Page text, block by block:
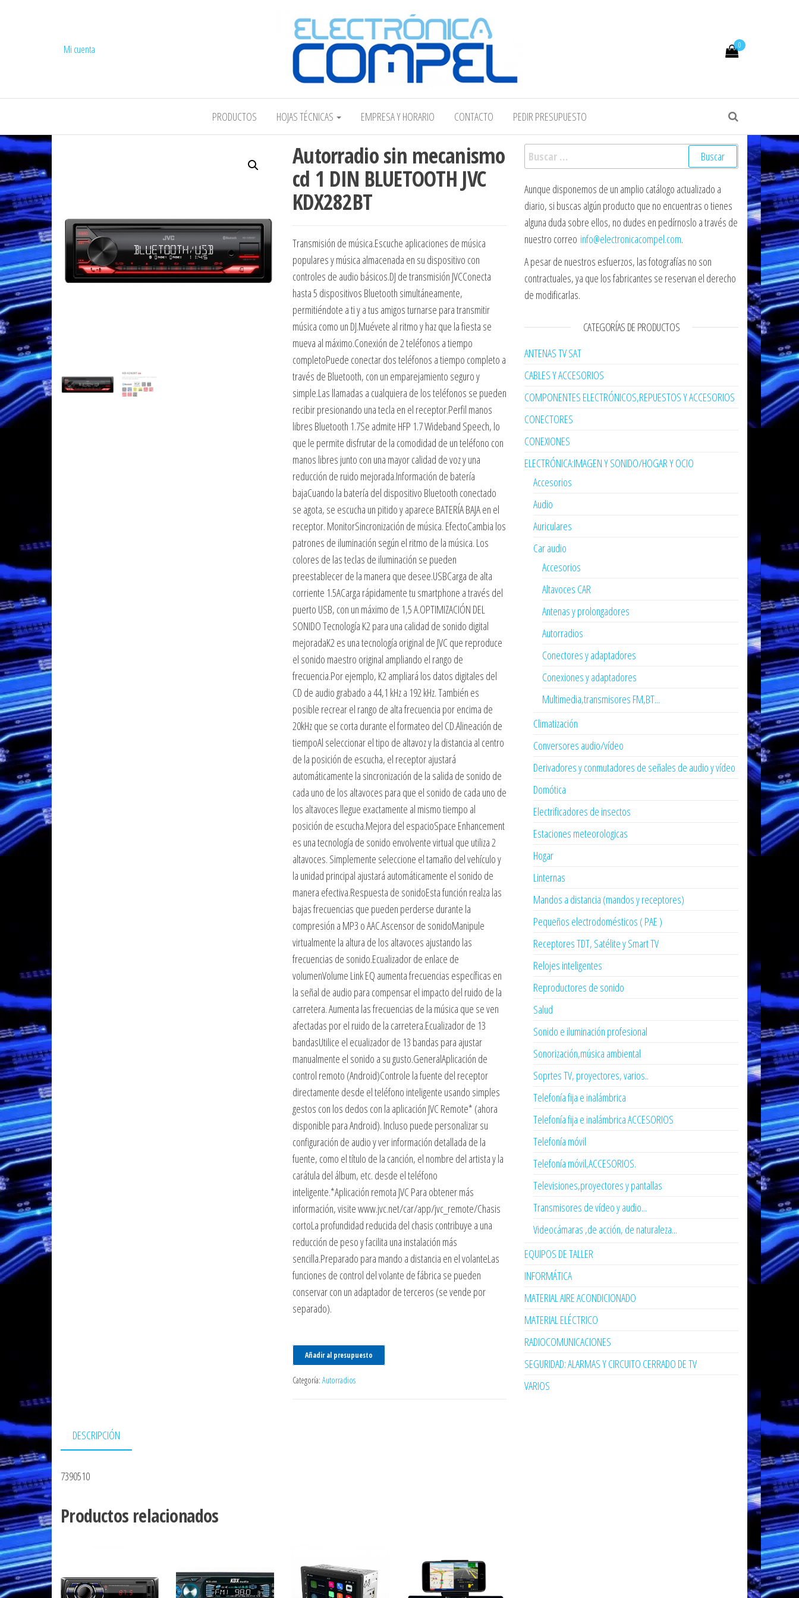
COMPEL Electrónica COMPEL
0
Mi cuenta
PRODUCTOS HOJAS TÉCNICAS EMPRESA Y HORARIO CONTACTO PEDIR PRESUPUESTO
Autorradio sin mecanismo
cd 1 DIN BLUETOOTH JVC
KDX282BT
Transmisión de música.Escuche aplicaciones de música
populares y música almacenada en su dispositivo con
controles de audio básicos.DJ de transmisión JVCConecta
hasta 5 dispositivos Bluetooth simultáneamente,
permitiéndote a ti y a tus amigos turnarse para transmitir
música como un DJ.Muévete al ritmo y haz que la fiesta se
mueva al máximo.Conexión de 2 teléfonos a tiempo
completoPuede conectar dos teléfonos a tiempo completo a
través de Bluetooth, con un emparejamiento seguro y
simple.Las llamadas a cualquiera de los teléfonos se pueden
recibir presionando una tecla en el receptor.Perfil manos
libres Bluetooth 1.7Se admite HFP 1.7 Wideband Speech, lo
que le permite disfrutar de la comodidad de un teléfono con
manos libres junto con una mayor calidad de voz y una
reducción de ruido mejorada.Información de batería
bajaCuando la batería del dispositivo Bluetooth conectado
se agota, se escucha un pitido y aparece BATERÍA BAJA en el
receptor. MonitorSincronización de música. EfectoCambia los
patrones de iluminación según el ritmo de la música. Los
colores de las teclas de iluminación se pueden
preestablecer de la manera que desee.USBCarga de alta
corriente 1.5ACarga rápidamente tu smartphone a través del
puerto USB, con un máximo de 1,5 A.OPTIMIZACIÓN DEL
SONIDO Tecnología K2 para una calidad de sonido digital
mejoradaK2 es una tecnología original de JVC que reproduce
el sonido maestro original ampliando el rango de
frecuencia.Por ejemplo, K2 ampliará los datos digitales del
CD de audio grabado a 44,1 kHz a 192 kHz. También es
posible recrear el rango de alta frecuencia por encima de
20kHz que se corta durante el formateo del CD.Alineación de
tiempoAl seleccionar el tipo de altavoz y la distancia al centro
de la posición de escucha, el receptor ajustará
automáticamente la sincronización de la salida de sonido de
cada uno de los altavoces para que el sonido de cada uno de
los altavoces llegue exactamente al mismo tiempo al
posición de escucha.Mejora del espacioSpace Enhancement
es una tecnología de sonido envolvente virtual que utiliza 2
altavoces. Simplemente seleccione el tamaño del vehículo y
la unidad principal ajustará automáticamente el sonido de
manera efectiva.Respuesta de sonidoEsta función realza las
bajas frecuencias que pueden perderse durante la
compresión a MP3 o AAC.Ascensor de sonidoManipule
virtualmente la altura de los altavoces ajustando las
frecuencias de sonido.Ecualizador de enlace de
volumenVolume Link EQ aumenta frecuencias específicas en
la señal de audio para compensar el impacto del ruido de la
carretera. Aumenta las frecuencias de la música que se ven
afectadas por el ruido de la carretera.Ecualizador de 13
bandasUtilice el ecualizador de 13 bandas para ajustar
manualmente el sonido a su gusto.GeneralAplicación de
control remoto (Android)Controle la fuente del receptor
directamente desde el teléfono inteligente usando simples
gestos con los dedos con la aplicación JVC Remote* (ahora
disponible para Android). Incluso puede personalizar su
configuración de audio y ver información detallada de la
fuente, como el título de la canción, el nombre del artista y la
carátula del álbum, etc. desde el teléfono
inteligente.*Aplicación remota JVC Para obtener más
información, visite www.jvc.net/car/app/jvc_remote/Chasis
cortoLa profundidad reducida del chasis contribuye a una
reducción de peso y facilita una instalación más
sencilla.Preparado para mando a distancia en el volanteLas
funciones de control del volante de fábrica se pueden
conservar con un adaptador de terceros (se vende por
separado).
Añadir al presupuesto
Categoría: Autorradios
DESCRIPCIÓN
7390510
Productos relacionados
Buscar:
Aunque disponemos de un amplio catálogo actualizado a
diario, si buscas algún producto que no encuentras o tienes
alguna duda sobre ellos, no dudes en pedírnoslo a través de
nuestro correo info@electronicacompel.com.
A pesar de nuestros esfuerzos, las fotografías no son
contractuales, ya que los fabricantes se reservan el derecho
de modificarlas.
CATEGORÍAS DE PRODUCTOS
ANTENAS TV SAT
CABLES Y ACCESORIOS
COMPONENTES ELECTRÓNICOS,REPUESTOS Y ACCESORIOS
CONECTORES
CONEXIONES
ELECTRÓNICA:IMAGEN Y SONIDO/HOGAR Y OCIO
Accesorios
Audio
Auriculares
Car audio
Accesorios
Altavoces CAR
Antenas y prolongadores
Autorradios
Conectores y adaptadores
Conexiones y adaptadores
Multimedia,transmisores FM,BT...
Climatización
Conversores audio/vídeo
Derivadores y conmutadores de señales de audio y vídeo
Domótica
Electrificadores de insectos
Estaciones meteorologicas
Hogar
Linternas
Mandos a distancia (mandos y receptores)
Pequeños electrodomésticos ( PAE )
Receptores TDT, Satélite y Smart TV
Relojes inteligentes
Reproductores de sonido
Salud
Sonido e iluminación profesional
Sonorización,música ambiental
Soprtes TV, proyectores, varios..
Telefonía fija e inalámbrica
Telefonía fija e inalámbrica ACCESORIOS
Telefonía móvil
Telefonía móvil,ACCESORIOS.
Televisiones,proyectores y pantallas
Transmisores de vídeo y audio...
Videocámaras ,de acción, de naturaleza...
EQUIPOS DE TALLER
INFORMÁTICA
MATERIAL AIRE ACONDICIONADO
MATERIAL ELÉCTRICO
RADIOCOMUNICACIONES
SEGURIDAD: ALARMAS Y CIRCUITO CERRADO DE TV
VARIOS